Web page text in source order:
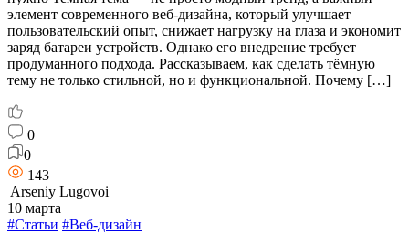
элемент современного веб-дизайна, который улучшает
пользовательский опыт, снижает нагрузку на глаза и экономит
заряд батареи устройств. Однако его внедрение требует
продуманного подхода. Рассказываем, как сделать тёмную
тему не только стильной, но и функциональной. Почему […]
0
0
143
Arseniy Lugovoi
10 марта
#Статьи #Веб-дизайн